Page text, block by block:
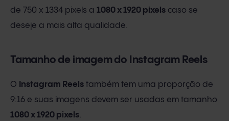
de 750 x 1334 pixels a 1080 x 1920 pixels caso se
deseje a mais alta qualidade.
Tamanho de imagem do Instagram Reels
O Instagram Reels também tem uma proporção de
9:16 e suas imagens devem ser usadas em tamanho
1080 x 1920 pixels.